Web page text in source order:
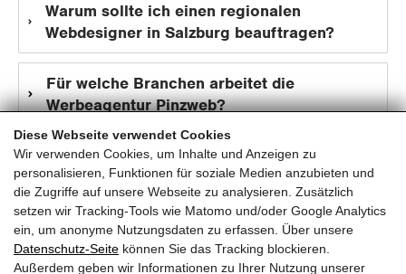
Diese Webseite verwendet Cookies
Wir verwenden Cookies, um Inhalte und Anzeigen zu
personalisieren, Funktionen für soziale Medien anzubieten und
die Zugriffe auf unsere Webseite zu analysieren. Zusätzlich
setzen wir Tracking-Tools wie Matomo und/oder Google Analytics
ein, um anonyme Nutzungsdaten zu erfassen. Über unsere
Datenschutz-Seite können Sie das Tracking blockieren.
Außerdem geben wir Informationen zu Ihrer Nutzung unserer
Warum sollte ich einen regionalen
Webdesigner in Salzburg beauftragen?
Für welche Branchen arbeitet die
Werbeagentur Pinzweb?
pinzweb.at GmbH & Co KG
Raiffeisenstraße 4, 5671 Bruck an der Glocknerstraße